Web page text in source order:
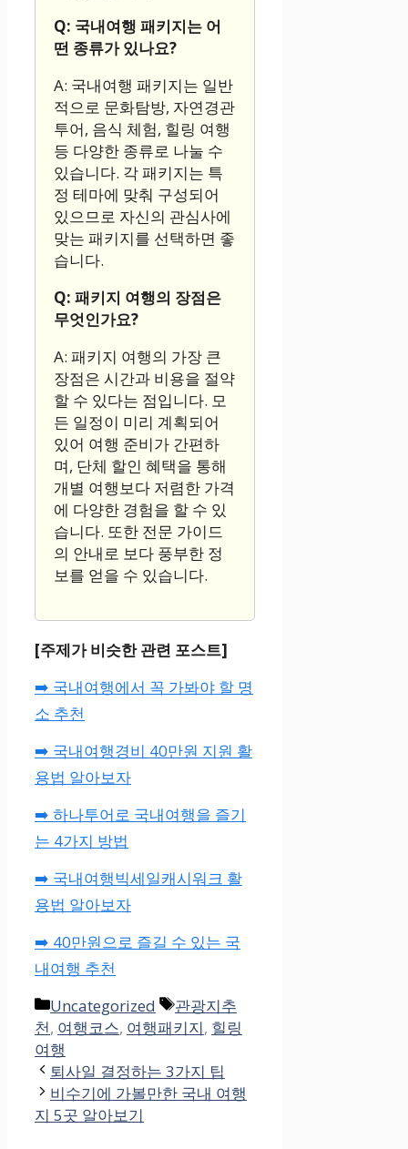
Q: 국내여행 패키지는 어
떤 종류가 있나요?
A: 국내여행 패키지는 일반
적으로 문화탐방, 자연경관
투어, 음식 체험, 힐링 여행
등 다양한 종류로 나눌 수
있습니다. 각 패키지는 특
정 테마에 맞춰 구성되어
있으므로 자신의 관심사에
맞는 패키지를 선택하면 좋
습니다.
Q: 패키지 여행의 장점은
무엇인가요?
A: 패키지 여행의 가장 큰
장점은 시간과 비용을 절약
할 수 있다는 점입니다. 모
든 일정이 미리 계획되어
있어 여행 준비가 간편하
며, 단체 할인 혜택을 통해
개별 여행보다 저렴한 가격
에 다양한 경험을 할 수 있
습니다. 또한 전문 가이드
의 안내로 보다 풍부한 정
보를 얻을 수 있습니다.
[주제가 비슷한 관련 포스트]
➡️ 국내여행에서 꼭 가봐야 할 명
소 추천
➡️ 국내여행경비 40만원 지원 활
용법 알아보자
➡️ 하나투어로 국내여행을 즐기
는 4가지 방법
➡️ 국내여행빅세일캐시워크 활
용법 알아보자
➡️ 40만원으로 즐길 수 있는 국
내여행 추천
카
테
고
리
Uncategorized
태
그
관광지추
천, 여행코스, 여행패키지, 힐링
여행
퇴사일 결정하는 3가지 팁
비수기에 가볼만한 국내 여행
지 5곳 알아보기